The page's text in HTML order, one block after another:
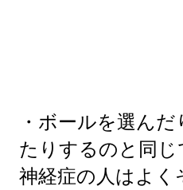
・ボールを選ん
たりするのと同じ
神経症の人はよ